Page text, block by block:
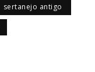
sertanejo antigo